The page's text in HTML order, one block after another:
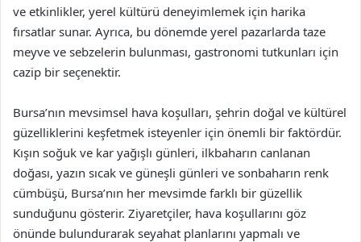
ve etkinlikler, yerel kültürü deneyimlemek için harika
fırsatlar sunar. Ayrıca, bu dönemde yerel pazarlarda taze
meyve ve sebzelerin bulunması, gastronomi tutkunları için
cazip bir seçenektir.
Bursa’nın mevsimsel hava koşulları, şehrin doğal ve kültürel
güzelliklerini keşfetmek isteyenler için önemli bir faktördür.
Kışın soğuk ve kar yağışlı günleri, ilkbaharın canlanan
doğası, yazın sıcak ve güneşli günleri ve sonbaharın renk
cümbüşü, Bursa’nın her mevsimde farklı bir güzellik
sunduğunu gösterir. Ziyaretçiler, hava koşullarını göz
önünde bulundurarak seyahat planlarını yapmalı ve